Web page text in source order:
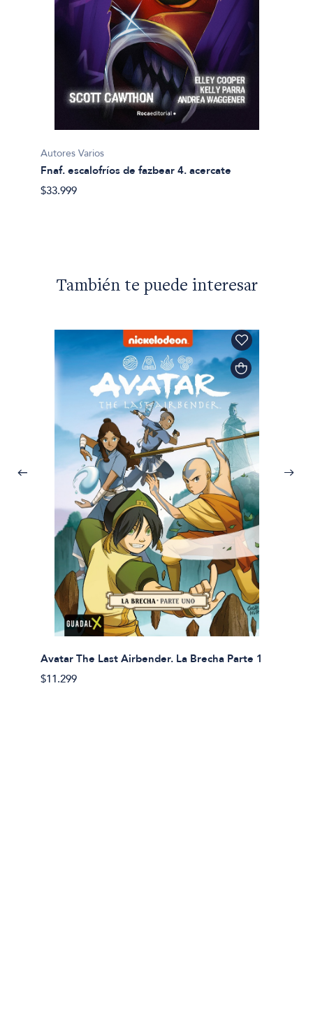
Autores Varios
Fnaf. escalofríos de fazbear 4. acercate
$33.999
También te puede interesar
Avatar The Last Airbender. La Brecha Parte 1
$11.299